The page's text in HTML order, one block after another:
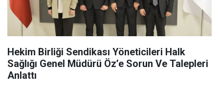
Hekim Birliği Sendikası Yöneticileri Halk
Sağlığı Genel Müdürü Öz’e Sorun Ve Talepleri
Anlattı